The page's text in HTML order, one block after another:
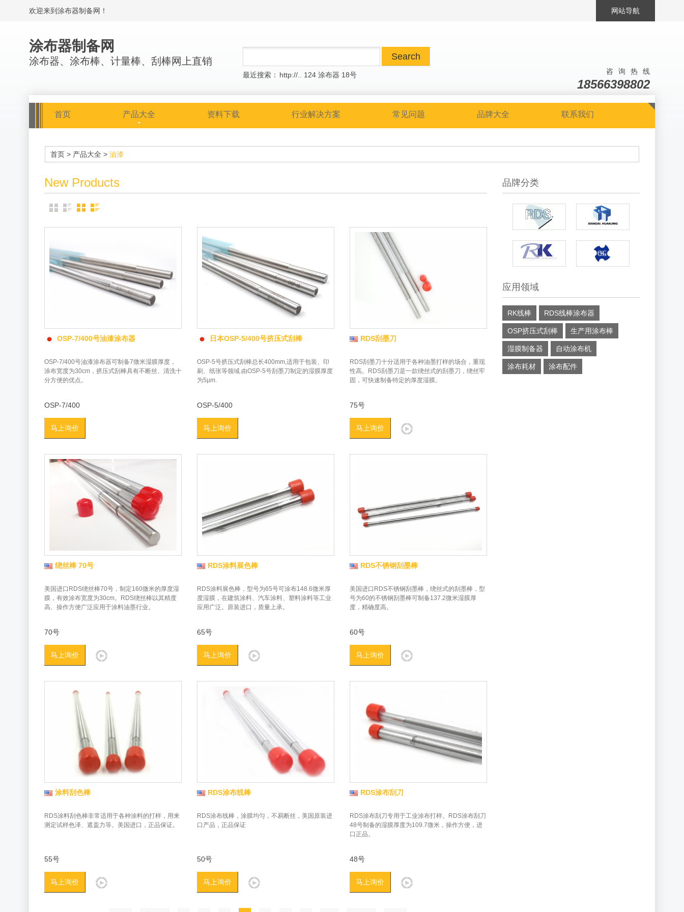
网站导航
欢迎来到涂布器制备网！
涂布器制备网
涂布器、涂布棒、计量棒、刮棒网上直销
最近搜索： http://.. 124 涂布器 18号 咨询热线
18566398802
首页 产品大全 资料下载 行业解决方案 常见问题 品牌大全 联系我们
首页 > 产品大全 > 油漆
New Products
OSP-7/400号油漆涂布器
OSP-7/400号油漆涂布器可制备7微米湿膜厚度，
涂布宽度为30cm，挤压式刮棒具有不断丝、清洗十
分方便的优点。
OSP-7/400
马上询价
日本OSP-5/400号挤压式刮棒
OSP-5号挤压式刮棒总长400mm,适用于包装、印
刷、纸张等领域.由OSP-5号刮墨刀制定的湿膜厚度
为5µm.
OSP-5/400
马上询价
RDS刮墨刀
RDS刮墨刀十分适用于各种油墨打样的场合，重现
性高。RDS刮墨刀是一款绕丝式的刮墨刀，绕丝牢
固，可快速制备特定的厚度湿膜。
75号
马上询价
绕丝棒 70号
美国进口RDS绕丝棒70号，制定160微米的厚度湿
膜，有效涂布宽度为30cm。RDS绕丝棒以其精度
高、操作方便广泛应用于涂料油墨行业。
70号
马上询价
RDS涂料展色棒
RDS涂料展色棒，型号为65号可涂布148.6微米厚
度湿膜，在建筑涂料、汽车涂料、塑料涂料等工业
应用广泛。原装进口，质量上承。
65号
马上询价
RDS不锈钢刮墨棒
美国进口RDS不锈钢刮墨棒，绕丝式的刮墨棒，型
号为60的不锈钢刮墨棒可制备137.2微米湿膜厚
度，精确度高。
60号
马上询价
涂料刮色棒
RDS涂料刮色棒非常适用于各种涂料的打样，用来
测定试样色泽、遮盖力等。美国进口，正品保证。
55号
马上询价
RDS涂布线棒
RDS涂布线棒，涂膜均匀，不易断丝，美国原装进
口产品，正品保证
50号
马上询价
RDS涂布刮刀
RDS涂布刮刀专用于工业涂布打样。RDS涂布刮刀
48号制备的湿膜厚度为109.7微米，操作方便，进
口正品。
48号
马上询价
品牌分类
应用领域
RK线棒 RDS线棒涂布器
OSP挤压式刮棒 生产用涂布棒
湿膜制备器 自动涂布机
涂布耗材 涂布配件